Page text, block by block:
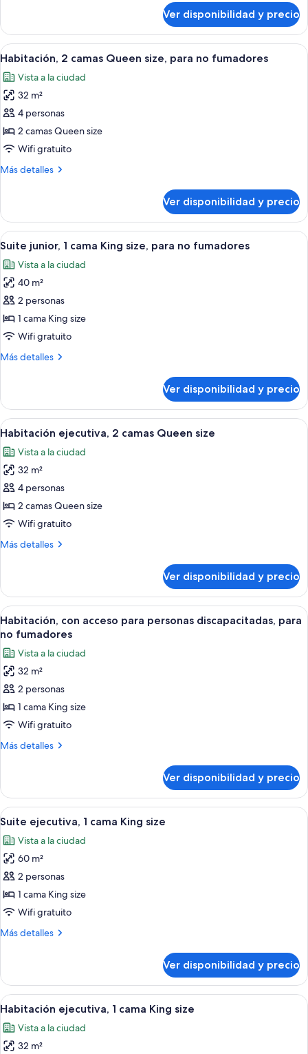
no
fumadores
1
cama
King
para
no
fumadores
Ver disponibilidad y precio
Ver
todas
las
fotos
de
Habitación,
2
Queen
no
fumadores
Habitación de hotel con dos camas,
7
Habitación, 2 camas Queen size, para no fumadores
Vista a la ciudad
32 m²
4 personas
2 camas Queen size
Wifi gratuito
Más detalles
Más
2
camas
Queen
para
no
fumadores
Ver disponibilidad y precio
Ver
todas
las
fotos
de
Suite
junior,
cama
para
no
fumadores
Habitación de hotel con una cama
9
Suite junior, 1 cama King size, para no fumadores
Vista a la ciudad
40 m²
2 personas
1 cama King size
Wifi gratuito
Más detalles
Más
junior,
cama
size,
para
no
fumadores
Ver disponibilidad y precio
Ver
todas
las
fotos
de
Habitación
ejecutiva,
camas
Habitación de hotel con dos camas,
8
Habitación ejecutiva, 2 camas Queen size
Vista a la ciudad
32 m²
4 personas
2 camas Queen size
Wifi gratuito
Más detalles
Más
ejecutiva,
camas
Queen
Ver disponibilidad y precio
Ver
todas
las
fotos
de
Habitación,
con
acceso
para
para
no
fumadores
Habitación de hotel con una cama
6
Habitación, con acceso para personas discapacitadas, para
no fumadores
Vista a la ciudad
32 m²
2 personas
1 cama King size
Wifi gratuito
Más detalles
Más
con
acceso
para
personas
discapacitadas,
para
no
fumadores
Ver disponibilidad y precio
Ver
todas
las
fotos
de
Suite
ejecutiva,
cama
Una cama bien hecha con ropa
11
Suite ejecutiva, 1 cama King size
Vista a la ciudad
60 m²
2 personas
1 cama King size
Wifi gratuito
Más detalles
Más
ejecutiva,
cama
size
Ver disponibilidad y precio
Ver
todas
las
fotos
Un hotel moderno con una cama
9
Habitación ejecutiva, 1 cama King size
Vista a la ciudad
32 m²